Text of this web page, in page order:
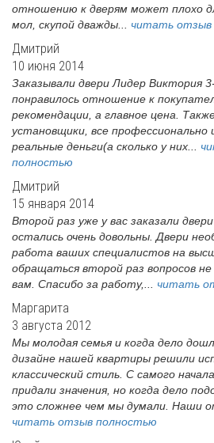
отношению к дверям может плохо
мол, скупой дважды... читать отзыв
Дмитрий
10 июня 2014
Заказывали двери Лидер Виктория
понравилось отношение к
рекомендации, а главное цена.
установщики, все профессионально
реальные деньги(а сколько у них...
полностью
Дмитрий
15 января 2014
Второй раз уже у вас заказали
остались очень довольны. Двери
работа ваших специалистов на
обращаться второй раз вопросов не
вам. Спасибо за работу,... читать
Маргарита
3 августа 2012
Мы молодая семья и когда дело
дизайне нашей квартиры решили
классический стиль. С самого
придали значения, но когда дело
это сложнее чем мы думали. Наши
читать отзыв полностью